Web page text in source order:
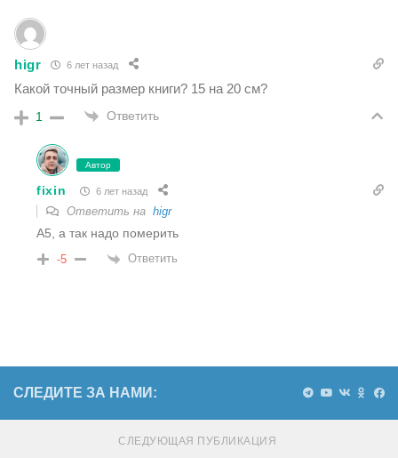
higr 6 лет назад
Какой точный размер книги? 15 на 20 см?
1 Ответить
Автор
fixin 6 лет назад
Ответить на higr
А5, а так надо померить
-5 Ответить
СЛЕДИТЕ ЗА НАМИ:
СЛЕДУЮЩАЯ ПУБЛИКАЦИЯ